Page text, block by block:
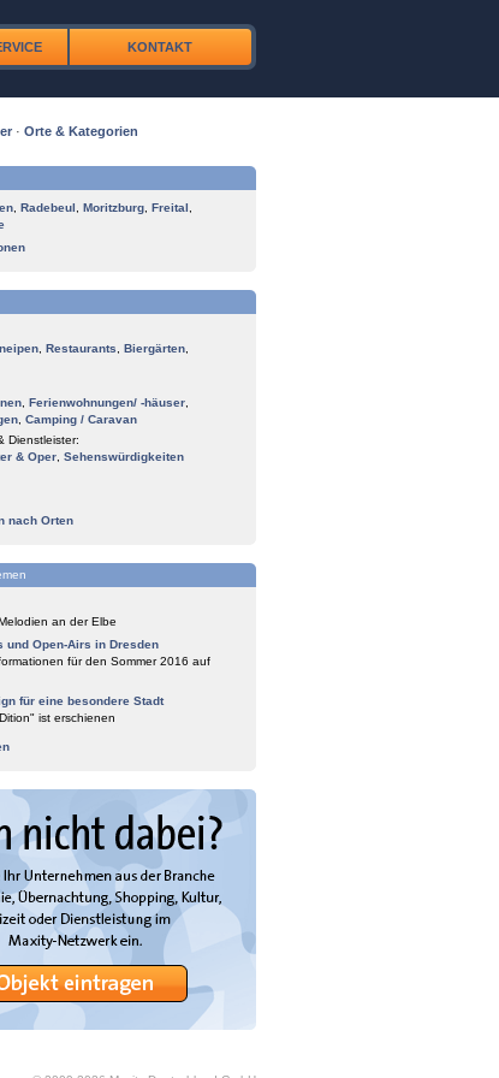
KONTAKT
· Orte & Kategorien
Radebeul Moritzburg Freital
Restaurants Biergärten
Ferienwohnungen/ -häuser
Camping / Caravan
Dienstleister:
& Oper Sehenswürdigkeiten
nach Orten
an der Elbe
und Open-Airs in Dresden
für den Sommer 2016 auf
für eine besondere Stadt
ist erschienen